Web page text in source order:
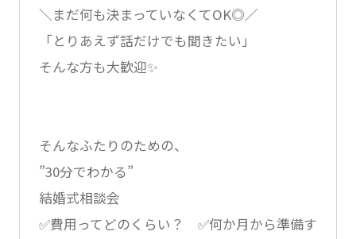
＼まだ何も決まっていなくてOK◎／
「とりあえず話だけでも聞きたい」
そんな方も大歓迎✨
そんなふたりのための、
”30分でわかる”
結婚式相談会
✅費用ってどのくらい？ ✅何か月から準備す